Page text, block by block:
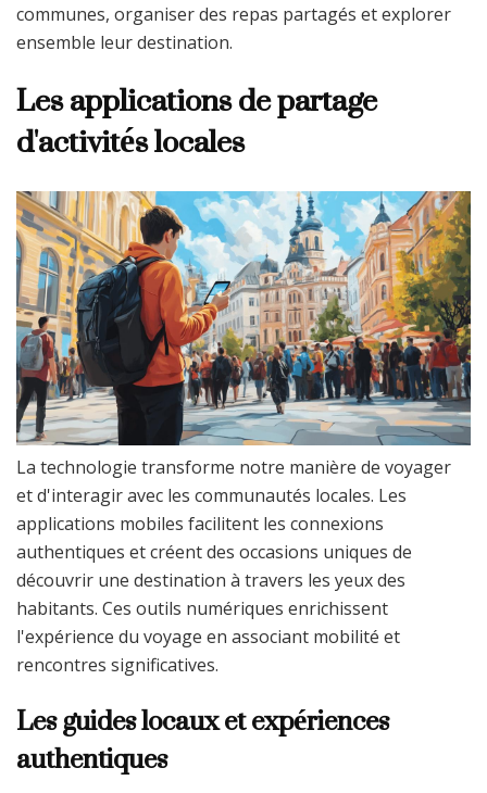
communes, organiser des repas partagés et explorer
ensemble leur destination.
Les applications de partage
d'activités locales
La technologie transforme notre manière de voyager
et d'interagir avec les communautés locales. Les
applications mobiles facilitent les connexions
authentiques et créent des occasions uniques de
découvrir une destination à travers les yeux des
habitants. Ces outils numériques enrichissent
l'expérience du voyage en associant mobilité et
rencontres significatives.
Les guides locaux et expériences
authentiques